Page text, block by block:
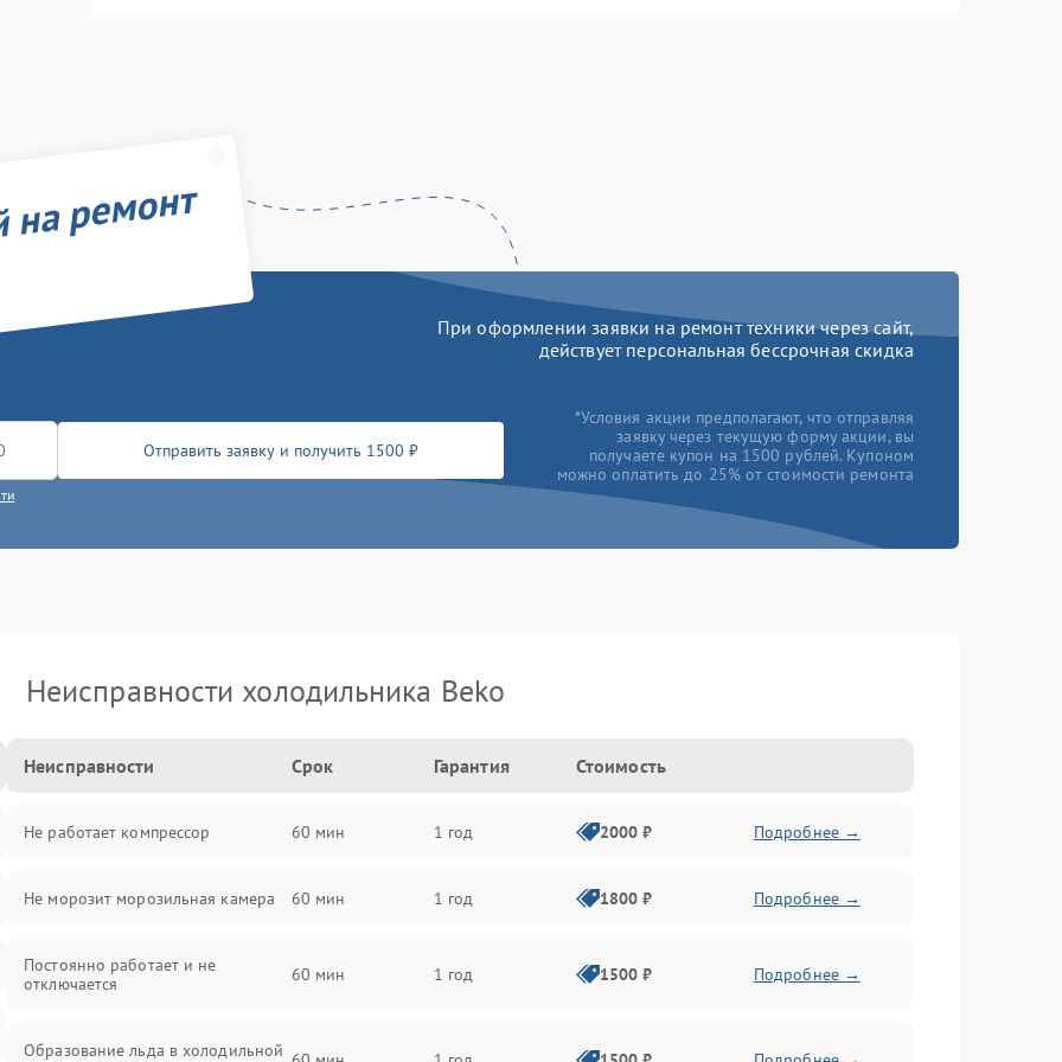
ремонт
При оформлении заявки на ремонт техники через сайт,
действует персональная бессрочная скидка
Отправить заявку и получить 1500 ₽
*Условия акции предполагают, что отправляя
заявку через текущую форму акции, вы
получаете купон на 1500 рублей. Купоном
можно оплатить до 25% от стоимости ремонта
Неисправности холодильника Beko
Неисправности Срок Гарантия Стоимость
Не работает компрессор 60 мин 1 год 2000 ₽ Подробнее →
Не морозит морозильная камера 60 мин 1 год 1800 ₽ Подробнее →
Постоянно работает и не
отключается
60 мин 1 год 1500 ₽ Подробнее →
Образование льда в холодильной